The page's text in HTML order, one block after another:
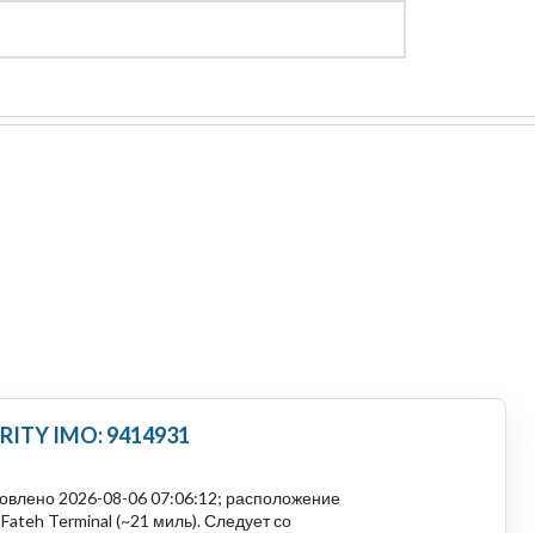
IMO: 9414931
2026-08-06 07:06:12; расположение
Terminal (~21 миль). Следует со